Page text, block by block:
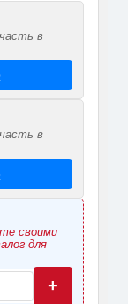
в
в
своими
для
+